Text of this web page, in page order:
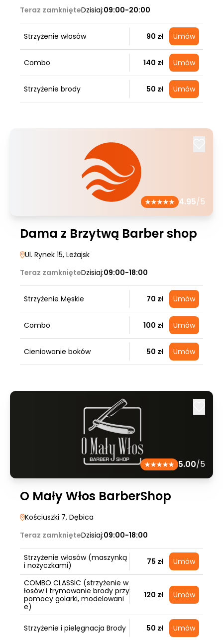
Teraz zamknięteDzisiaj:09:00-20:00
Strzyżenie włosów 90 zł Umów
Combo 140 zł Umów
Strzyżenie brody 50 zł Umów
4.95/5
Dama z Brzytwą Barber shop
Ul. Rynek 15, Leżajsk
Teraz zamknięteDzisiaj:09:00-18:00
Strzyżenie Męskie 70 zł Umów
Combo 100 zł Umów
Cieniowanie boków 50 zł Umów
5.00/5
O Mały Włos BarberShop
Kościuszki 7, Dębica
Teraz zamknięteDzisiaj:09:00-18:00
Strzyżenie włosów (maszynką
i nożyczkami)
75 zł Umów
COMBO CLASSIC (strzyżenie w
łosów i trymowanie brody przy
pomocy golarki, modelowani
e)
120 zł Umów
Strzyżenie i pielęgnacja Brody 50 zł Umów